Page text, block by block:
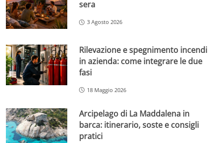
sera
3 Agosto 2026
Rilevazione e spegnimento incendi
in azienda: come integrare le due
fasi
18 Maggio 2026
Arcipelago di La Maddalena in
barca: itinerario, soste e consigli
pratici